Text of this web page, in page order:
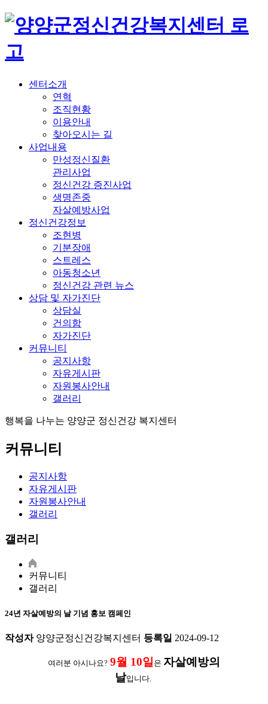
센터소개
연혁
조직현황
이용안내
찾아오시는 길
사업내용
만성정신질환
관리사업
정신건강 증진사업
생명존중
자살예방사업
정신건강정보
조현병
기분장애
스트레스
아동청소년
정신건강 관련 뉴스
상담 및 자가진단
상담실
건의함
자가진단
커뮤니티
공지사항
자유게시판
자원봉사안내
갤러리
행복을 나누는 양양군 정신건강 복지센터
커뮤니티
공지사항
자유게시판
자원봉사안내
갤러리
갤러리
커뮤니티
갤러리
24년 자살예방의 날 기념 홍보 캠페인
작성자양양군정신건강복지센터 등록일 2024-09-12
여러분 아시나요? 9월 10일 은 자살예방의
날입니다.